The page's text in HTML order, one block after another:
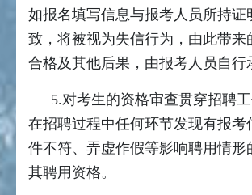
如报名填写信息与报考人员所持证
致，将被视为失信行为，由此带来
合格及其他后果，由报考人员自行
5.对考生的资格审查贯穿招聘工
在招聘过程中任何环节发现有报考
件不符、弄虚作假等影响聘用情形
其聘用资格。